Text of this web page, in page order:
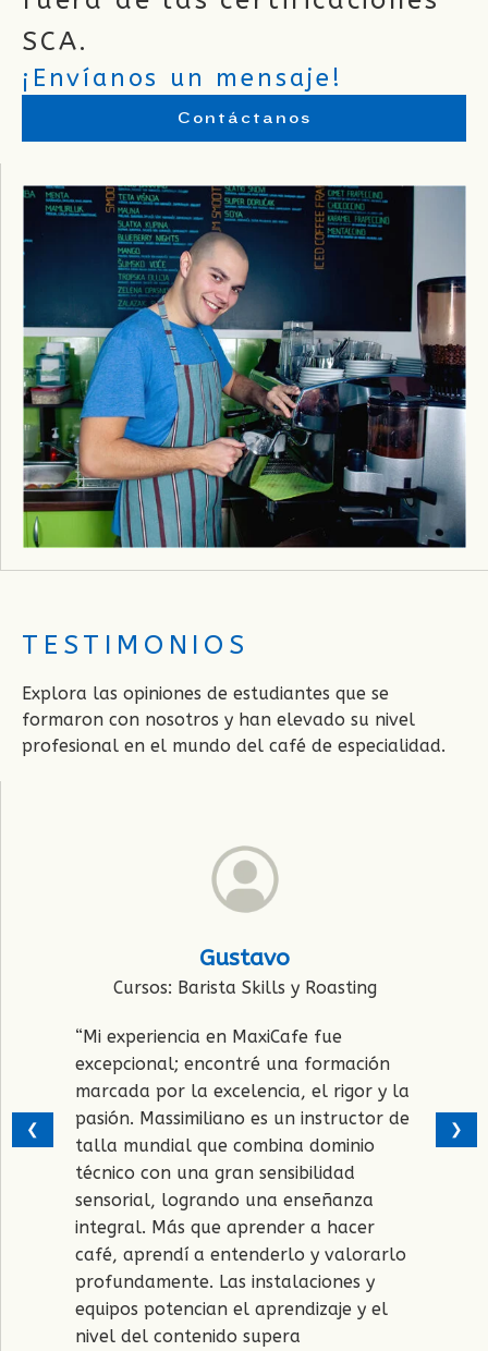
SCA.
¡Envíanos un mensaje!
Contáctanos
TESTIMONIOS
Explora las opiniones de estudiantes que se
formaron con nosotros y han elevado su nivel
profesional en el mundo del café de especialidad.
❮
Gustavo
Cursos: Barista Skills y Roasting
“Mi experiencia en MaxiCafe fue
excepcional; encontré una formación
marcada por la excelencia, el rigor y la
pasión. Massimiliano es un instructor de
talla mundial que combina dominio
técnico con una gran sensibilidad
sensorial, logrando una enseñanza
integral. Más que aprender a hacer
café, aprendí a entenderlo y valorarlo
profundamente. Las instalaciones y
equipos potencian el aprendizaje y el
nivel del contenido supera
❯